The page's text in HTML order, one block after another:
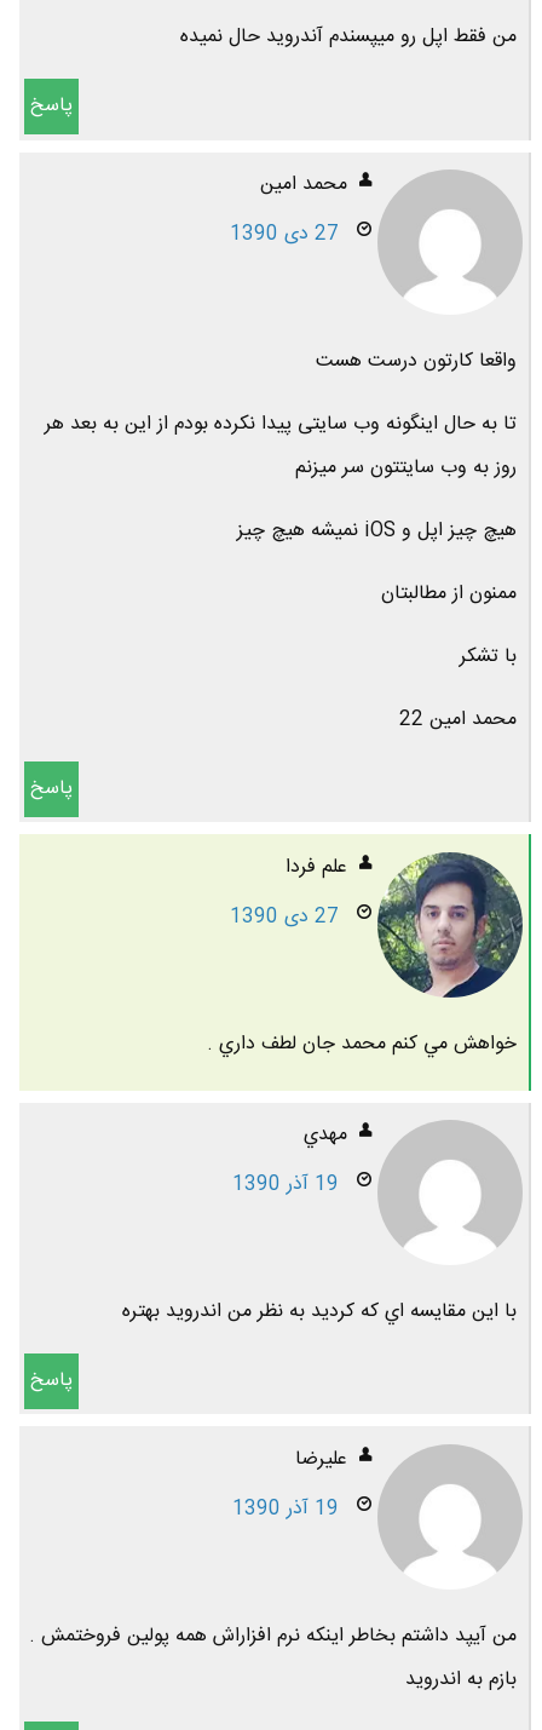
من فقط اپل رو میپسندم آندروید حال نمیده
پاسخ
محمد امین
27 دی 1390
واقعا کارتون درست هست
تا به حال اینگونه وب سایتی پیدا نکرده بودم از این به بعد هر
روز به وب سایتتون سر میزنم
هیچ چیز اپل و iOS نمیشه هیچ چیز
ممنون از مطالبتان
با تشکر
محمد امین 22
پاسخ
علم فردا
27 دی 1390
خواهش مي كنم محمد جان لطف داري .
مهدي
19 آذر 1390
با اين مقايسه اي كه كرديد به نظر من اندرويد بهتره
پاسخ
عليرضا
19 آذر 1390
من آيپد داشتم بخاطر اينكه نرم افزاراش همه پولين فروختمش .
بازم به اندرويد